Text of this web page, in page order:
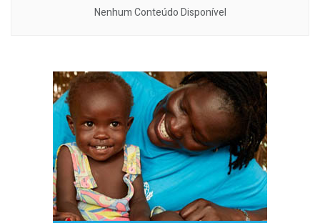
Nenhum Conteúdo Disponível